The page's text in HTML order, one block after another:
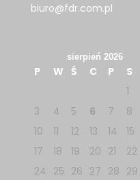
biuro@fdr.com.pl
sierpień 2026
P W Ś C P S
1
3
4 5 6 7 8
10
11 12 13 14 15
17
18 19 20 21 22
24 25 26 27 28 29